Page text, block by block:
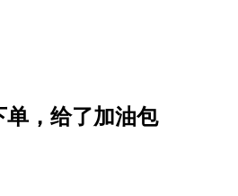
单，给了加油包